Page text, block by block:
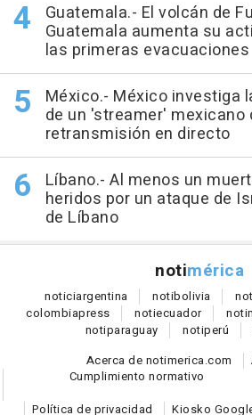
Guatemala.- El volcán de
Guatemala aumenta su
las primeras evacuaciones
México.- México investiga
de un 'streamer' mexicano
retransmisión en directo
Líbano.- Al menos un
heridos por un ataque de
de Líbano
notimérica
noticiargentina notibolivia
colombiapress notiecuador noti
notiparaguay notiperú
Acerca de notimerica.com
Cumplimiento normativo
Política de privacidad
Kiosko